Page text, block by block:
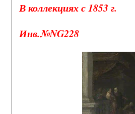
В коллекциях с 1853 г.
Инв.№NG228